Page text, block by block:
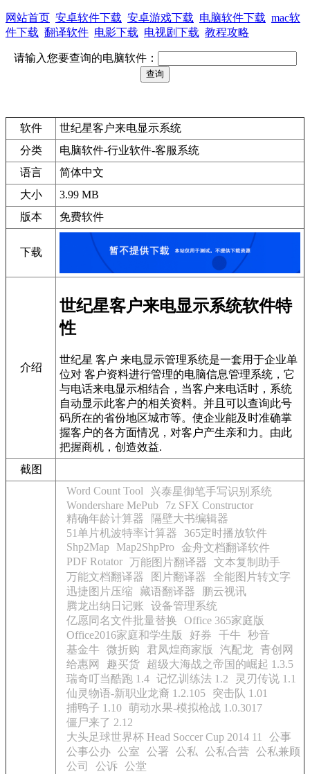
网站首页 安卓软件下载 安卓游戏下载 电脑软件下载 mac软
件下载 翻译软件 电影下载 电视剧下载 教程攻略
请输入您要查询的电脑软件：
软件
世纪星客户来电显示系统
分类
电脑软件-行业软件-客服系统
语言
简体中文
大小
3.99 MB
版本
免费软件
下载
介绍
世纪星客户来电显示系统软件特
性
世纪星 客户 来电显示管理系统是一套用于企业单
位对 客户资料进行管理的电脑信息管理系统，它
与电话来电显示相结合，当客户来电话时，系统
自动显示此客户的相关资料。并且可以查询此号
码所在的省份地区城市等。使企业能及时准确掌
握客户的各方面情况，对客户产生亲和力。由此
把握商机，创造效益.
截图
Word Count Tool
兴泰星御笔手写识别系统
Wondershare MePub
7z SFX Constructor
精确年龄计算器
隔壁大书编辑器
51单片机波特率计算器
365定时播放软件
Shp2Map
Map2ShpPro
金舟文档翻译软件
PDF Rotator 万能图片翻译器
文本复制助手
万能文档翻译器
图片翻译器
全能图片转文字
迅捷图片压缩
藏语翻译器
鹏云视讯
腾龙出纳日记账
设备管理系统
亿愿同名文件批量替换
Office 365家庭版
Office2016家庭和学生版
好券 千牛 秒音
基金牛 微折购 君凤煌商家版 汽配龙
青创网
给惠网
趣买货
超级大海战之帝国的崛起 1.3.5
瑞奇叮当酷跑 1.4 记忆训练法 1.2
灵刃传说 1.1
仙灵物语-新职业龙裔 1.2.105
突击队 1.01
捕鸭子 1.10 萌动水果-模拟枪战 1.0.3017
僵尸来了 2.12
大头足球世界杯 Head Soccer Cup 2014 11
公事
公事公办 公室 公署 公私 公私合营
公私兼顾
公司
公诉 公堂